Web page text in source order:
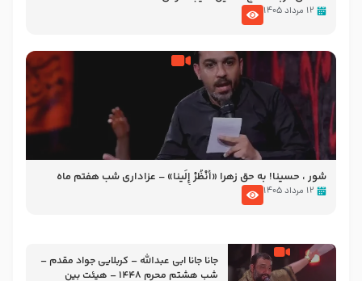
۱۲ مرداد ۱۴۰۵
شور ، حسینا! به‌ حق زهرا «أُنْظُرْ إِلَینا» – عزاداری شب هفتم ماه
محرّم 1405
۱۲ مرداد ۱۴۰۵
جانا جانا ابی عبدالله – کربلایی جواد مقدم –
شب هشتم محرم 1448 – هیئت بین